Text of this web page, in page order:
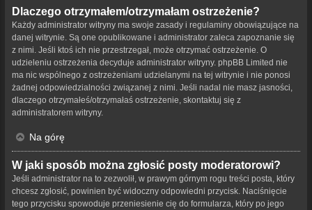
Dlaczego otrzymałem/otrzymałam ostrzeżenie?
Każdy administrator witryny ma swoje zasady i regulaminy obowiązujące na
danej witrynie. Są one opublikowane i administrator zaleca zapoznanie się
z nimi. Jeśli ktoś ich nie przestrzegał, może otrzymać ostrzeżenie. O
udzieleniu ostrzeżenia decyduje administrator witryny. phpBB Limited nie
ma nic wspólnego z ostrzeżeniami udzielanymi na tej witrynie i nie ponosi
żadnej odpowiedzialności związanej z nimi. Jeśli nadal nie masz jasności,
dlaczego otrzymałeś/otrzymałaś ostrzeżenie, skontaktuj się z
administratorem witryny.
Na górę
W jaki sposób można zgłosić posty moderatorowi?
Jeśli administrator na to zezwolił, w prawym górnym rogu treści posta, który
chcesz zgłosić, powinien być widoczny odpowiedni przycisk. Naciśnięcie
tego przycisku spowoduje przeniesienie cię do formularza, który po jego